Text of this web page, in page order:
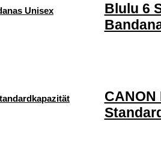
Blulu 6